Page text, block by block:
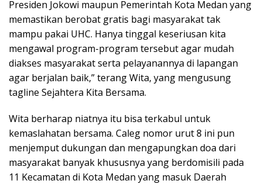
Presiden Jokowi maupun Pemerintah Kota Medan yang
memastikan berobat gratis bagi masyarakat tak
mampu pakai UHC. Hanya tinggal keseriusan kita
mengawal program-program tersebut agar mudah
diakses masyarakat serta pelayanannya di lapangan
agar berjalan baik,” terang Wita, yang mengusung
tagline Sejahtera Kita Bersama.
Wita berharap niatnya itu bisa terkabul untuk
kemaslahatan bersama. Caleg nomor urut 8 ini pun
menjemput dukungan dan mengapungkan doa dari
masyarakat banyak khususnya yang berdomisili pada
11 Kecamatan di Kota Medan yang masuk Daerah